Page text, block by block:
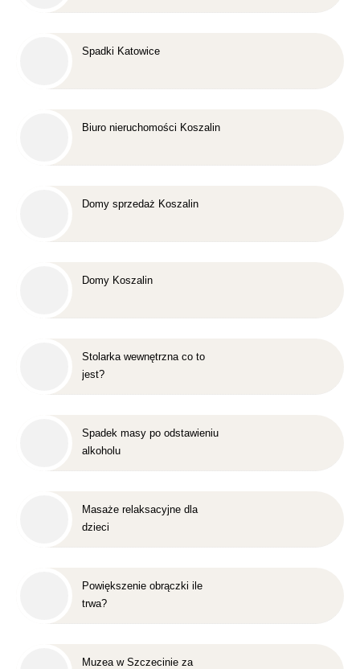
Spadki Katowice
Biuro nieruchomości Koszalin
Domy sprzedaż Koszalin
Domy Koszalin
Stolarka wewnętrzna co to
jest?
Spadek masy po odstawieniu
alkoholu
Masaże relaksacyjne dla
dzieci
Powiększenie obrączki ile
trwa?
Muzea w Szczecinie za